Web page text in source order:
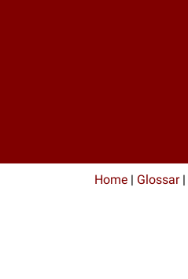
Home | Glossar|